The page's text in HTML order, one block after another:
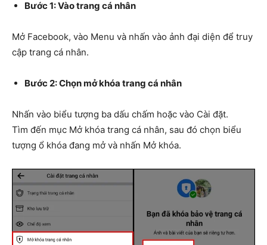
Bước 1: Vào trang cá nhân
Mở Facebook, vào Menu và nhấn vào ảnh đại diện để truy
cập trang cá nhân.
Bước 2: Chọn mở khóa trang cá nhân
Nhấn vào biểu tượng ba dấu chấm hoặc vào Cài đặt.
Tìm đến mục Mở khóa trang cá nhân, sau đó chọn biểu
tượng ổ khóa đang mở và nhấn Mở khóa.